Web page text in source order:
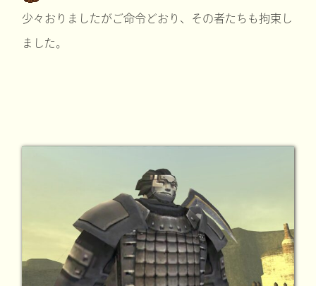
少々おりましたがご命令どおり、その者たちも拘束し
ました。